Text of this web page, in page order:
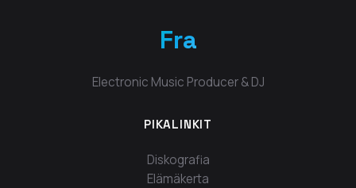
Fra
Electronic Music Producer & DJ
PIKALINKIT
Diskografia
Elämäkerta